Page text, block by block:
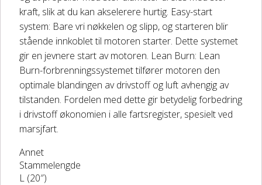
kraft, slik at du kan akselerere hurtig. Easy-start
system: Bare vri nøkkelen og slipp, og starteren blir
stående innkoblet til motoren starter. Dette systemet
gir en jevnere start av motoren. Lean Burn: Lean
Burn-forbrenningssystemet tilfører motoren den
optimale blandingen av drivstoff og luft avhengig av
tilstanden. Fordelen med dette gir betydelig forbedring
i drivstoff økonomien i alle fartsregister, spesielt ved
marsjfart.
Annet
Stammelengde
L (20″)